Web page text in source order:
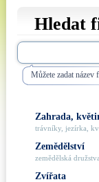
Hledat
Můžete zadat název
Zahrada,
trávníky, jezírka,
Zemědělství
zemědělská
Zvířata